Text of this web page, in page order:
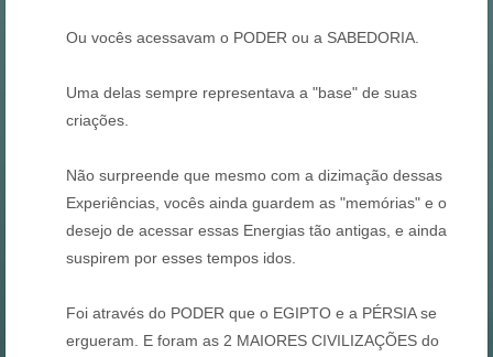
Ou vocês acessavam o PODER ou a SABEDORIA.
Uma delas sempre representava a "base" de suas
criações.
Não surpreende que mesmo com a dizimação dessas
Experiências, vocês ainda guardem as "memórias" e o
desejo de acessar essas Energias tão antigas, e ainda
suspirem por esses tempos idos.
Foi através do PODER que o EGIPTO e a PÉRSIA se
ergueram. E foram as 2 MAIORES CIVILIZAÇÕES do